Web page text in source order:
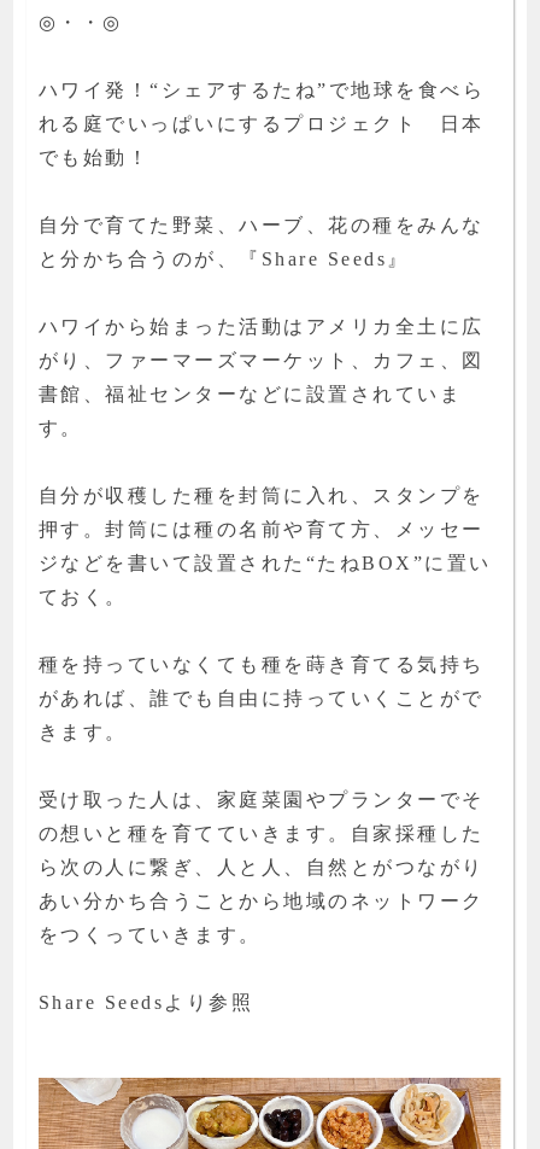
◎・・◎
ハワイ発！“シェアするたね”で地球を食べら
れる庭でいっぱいにするプロジェクト 日本
でも始動！
自分で育てた野菜、ハーブ、花の種をみんな
と分かち合うのが、『Share Seeds』
ハワイから始まった活動はアメリカ全土に広
がり、ファーマーズマーケット、カフェ、図
書館、福祉センターなどに設置されていま
す。
自分が収穫した種を封筒に入れ、スタンプを
押す。封筒には種の名前や育て方、メッセー
ジなどを書いて設置された“たねBOX”に置い
ておく。
種を持っていなくても種を蒔き育てる気持ち
があれば、誰でも自由に持っていくことがで
きます。
受け取った人は、家庭菜園やプランターでそ
の想いと種を育てていきます。自家採種した
ら次の人に繋ぎ、人と人、自然とがつながり
あい分かち合うことから地域のネットワーク
をつくっていきます。
Share Seedsより参照